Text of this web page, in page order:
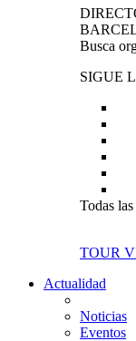
Busca
SIGUE
Todas
TOUR
Actualidad
Noticias
Eventos